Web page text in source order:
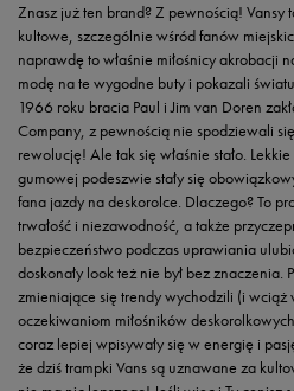
Znasz już ten brand? Z pewnością! Vansy
kultowe, szczególnie wśród fanów
naprawdę to właśnie miłośnicy akrobacji
modę na te wygodne buty i pokazali
1966 roku bracia Paul i Jim van Doren
Company, z pewnością nie spodziewali
rewolucję! Ale tak się właśnie stało.
gumowej podeszwie stały się
fana jazdy na deskorolce. Dlaczego? To
trwałość i niezawodność, a także
bezpieczeństwo podczas uprawiania
doskonały look też nie był bez znaczenia.
zmieniające się trendy wychodzili (i
oczekiwaniom miłośników
coraz lepiej wpisywały się w energię i
że dziś trampki Vans są uznawane za